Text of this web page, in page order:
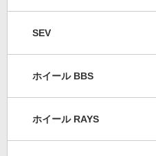
SEV
ホイール BBS
ホイール RAYS